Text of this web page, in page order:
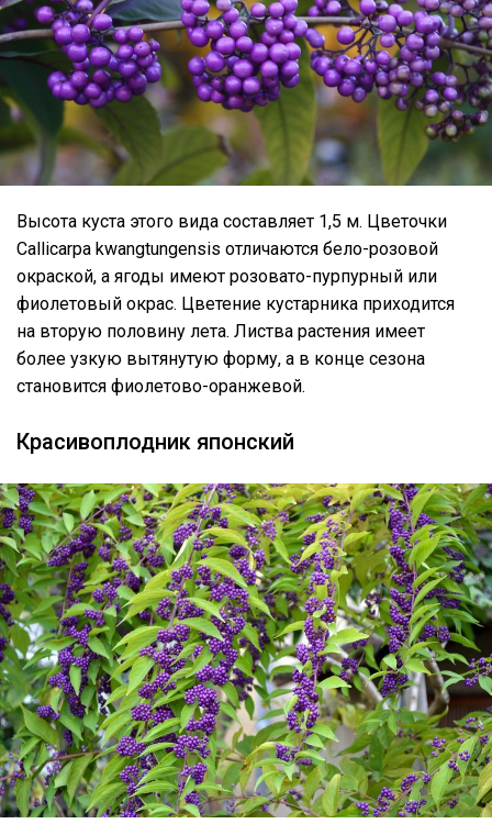
Высота куста этого вида составляет 1,5 м. Цветочки
Callicarpa kwangtungensis отличаются бело-розовой
окраской, а ягоды имеют розовато-пурпурный или
фиолетовый окрас. Цветение кустарника приходится
на вторую половину лета. Листва растения имеет
более узкую вытянутую форму, а в конце сезона
становится фиолетово-оранжевой.
Красивоплодник японский